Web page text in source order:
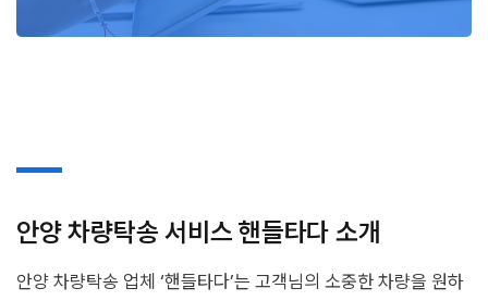
안양 차량탁송 서비스 핸들타다 소개
안양 차량탁송 업체 ‘핸들타다’는 고객님의 소중한 차량을 원하